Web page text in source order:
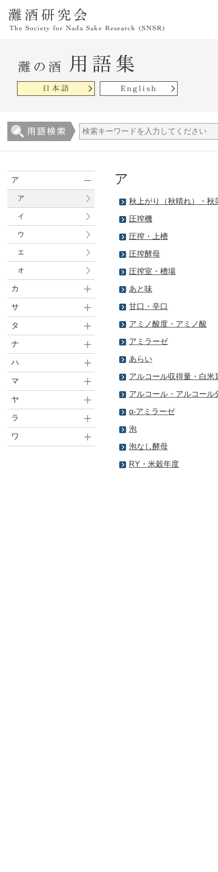
ア
秋上がり（秋晴れ）・秋
圧搾機
圧搾・上槽
圧搾酵母
圧搾室・槽場
あと味
甘口・辛口
アミノ酸度・アミノ酸
アミラーゼ
あらい
アルコール収得量・白
アルコール・アルコール
α-アミラーゼ
泡
泡なし酵母
RY・米穀年度
ア
ア
イ
ウ
エ
オ
カ
サ
タ
ナ
ハ
マ
ヤ
ラ
ワ